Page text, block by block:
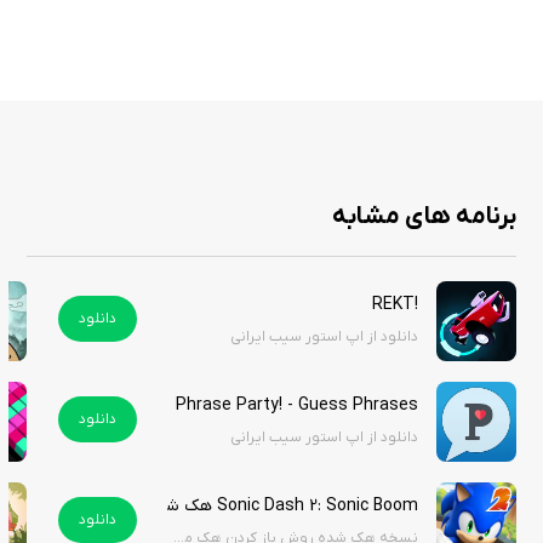
داستان‌ها و شخصیت‌های دوست‌داشتنی
رویدادهای فصلی و چالش‌های محدود
گرافیک رنگارنگ و چشم‌نواز
FarmVille 2: Country Escape یک بازی آرامش‌بخش و سرگرم‌کننده است که
برای همه سنین جذابیت دارد. ترکیب مدیریت مزرعه با داستان‌های ساده و
برنامه های مشابه
!REKT
دانلود از اپ استور سیب ایرانی
دانلود
Phrase Party! - Guess Phrases
دانلود از اپ استور سیب ایرانی
دانلود
Sonic Dash 2: Sonic Boom هک شده
نسخه هک شده روش باز کردن هک مطالعه کنید
دانلود